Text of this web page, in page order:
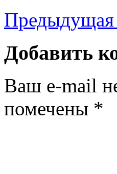
Предыдущая
Добавить
Ваш e-mail
помечены *